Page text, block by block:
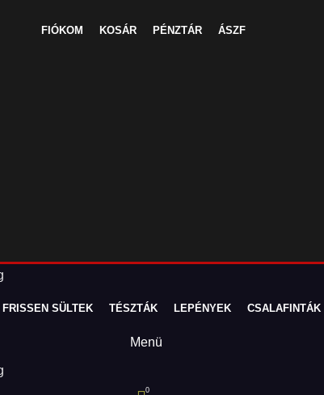
FIÓKOM KOSÁR PÉNZTÁR ÁSZF
FRISSEN SÜLTEK TÉSZTÁK LEPÉNYEK CSALAFINTÁK
Menü
0